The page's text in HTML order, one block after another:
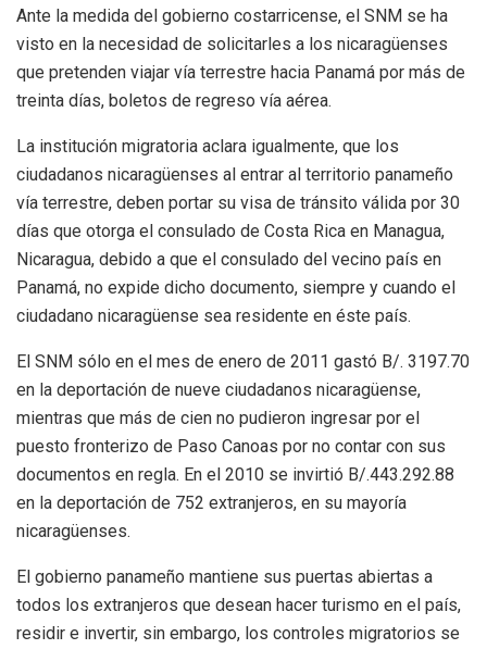
Ante la medida del gobierno costarricense, el SNM se ha
visto en la necesidad de solicitarles a los nicaragüenses
que pretenden viajar vía terrestre hacia Panamá por más de
treinta días, boletos de regreso vía aérea.
La institución migratoria aclara igualmente, que los
ciudadanos nicaragüenses al entrar al territorio panameño
vía terrestre, deben portar su visa de tránsito válida por 30
días que otorga el consulado de Costa Rica en Managua,
Nicaragua, debido a que el consulado del vecino país en
Panamá, no expide dicho documento, siempre y cuando el
ciudadano nicaragüense sea residente en éste país.
El SNM sólo en el mes de enero de 2011 gastó B/. 3197.70
en la deportación de nueve ciudadanos nicaragüense,
mientras que más de cien no pudieron ingresar por el
puesto fronterizo de Paso Canoas por no contar con sus
documentos en regla. En el 2010 se invirtió B/.443.292.88
en la deportación de 752 extranjeros, en su mayoría
nicaragüenses.
El gobierno panameño mantiene sus puertas abiertas a
todos los extranjeros que desean hacer turismo en el país,
residir e invertir, sin embargo, los controles migratorios se